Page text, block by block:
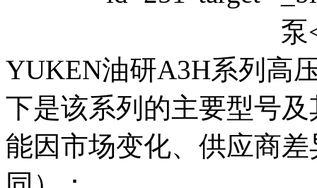
YUKEN油研A3H系列高
下是该系列的主要型号
能因市场变化、供应商